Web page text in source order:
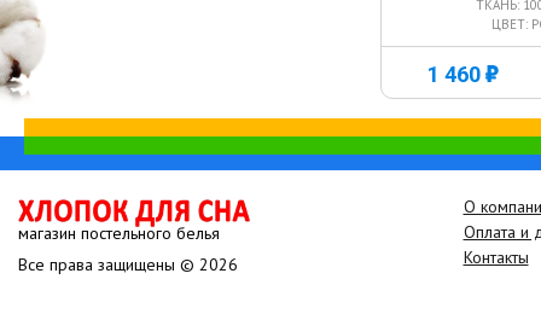
ТКАНЬ:
ЦВЕТ:
1 460г
магазин постельного белья
Все права защищены © 2026
О
Оплата и
Контакты